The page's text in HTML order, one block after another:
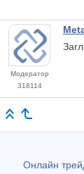
Модератор
318114
Онлайн